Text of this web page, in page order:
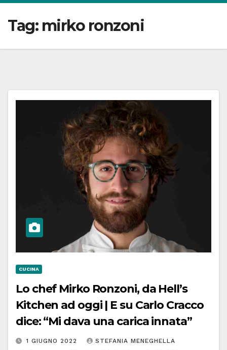
Tag: mirko ronzoni
CUCINA
Lo chef Mirko Ronzoni, da Hell’s
Kitchen ad oggi | E su Carlo Cracco
dice: “Mi dava una carica innata”
1 GIUGNO 2022 STEFANIA MENEGHELLA